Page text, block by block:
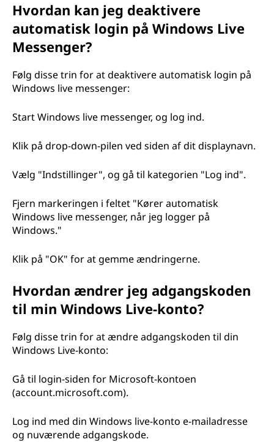
Hvordan kan jeg deaktivere
automatisk login på Windows Live
Messenger?
Følg disse trin for at deaktivere automatisk login på
Windows live messenger:
Start Windows live messenger, og log ind.
Klik på drop-down-pilen ved siden af dit displaynavn.
Vælg "Indstillinger", og gå til kategorien "Log ind".
Fjern markeringen i feltet "Kører automatisk
Windows live messenger, når jeg logger på
Windows."
Klik på "OK" for at gemme ændringerne.
Hvordan ændrer jeg adgangskoden
til min Windows Live-konto?
Følg disse trin for at ændre adgangskoden til din
Windows Live-konto:
Gå til login-siden for Microsoft-kontoen
(account.microsoft.com).
Log ind med din Windows live-konto e-mailadresse
og nuværende adgangskode.